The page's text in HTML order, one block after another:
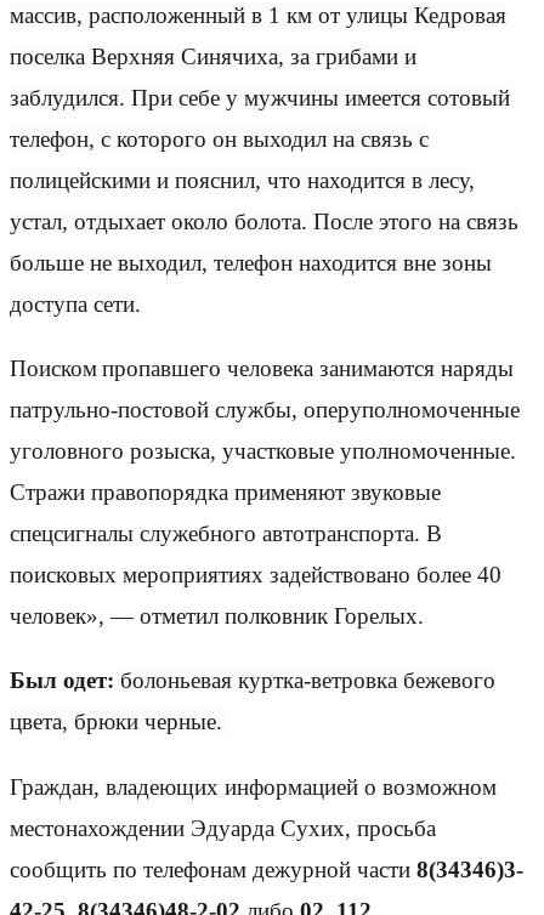
массив, расположенный в 1 км от улицы Кедровая
поселка Верхняя Синячиха, за грибами и
заблудился. При себе у мужчины имеется сотовый
телефон, с которого он выходил на связь с
полицейскими и пояснил, что находится в лесу,
устал, отдыхает около болота. После этого на связь
больше не выходил, телефон находится вне зоны
доступа сети.
Поискомпропавшего человека занимаются наряды
патрульно-постовой службы, оперуполномоченные
уголовного розыска, участковые уполномоченные.
Стражи правопорядка применяют звуковые
спецсигналы служебного автотранспорта. В
поисковых мероприятиях задействовано более 40
человек», — отметил полковник Горелых.
Был одет: болоньевая куртка-ветровка бежевого
цвета, брюки черные.
Граждан, владеющих информацией о возможном
местонахождении Эдуарда Сухих, просьба
сообщить по телефонам дежурной части 8(34346)3-